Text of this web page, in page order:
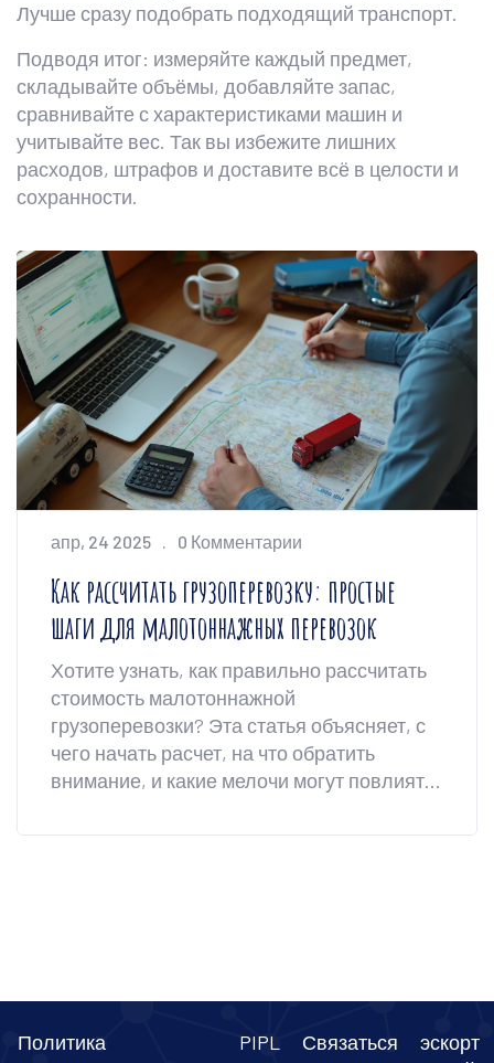
Лучше сразу подобрать подходящий транспорт.
Подводя итог: измеряйте каждый предмет,
складывайте объёмы, добавляйте запас,
сравнивайте с характеристиками машин и
учитывайте вес. Так вы избежите лишних
расходов, штрафов и доставите всё в целости и
сохранности.
апр, 24 2025 0 Комментарии
Как рассчитать грузоперевозку: простые
шаги для малотоннажных перевозок
Хотите узнать, как правильно рассчитать
стоимость малотоннажной
грузоперевозки? Эта статья объясняет, с
чего начать расчет, на что обратить
внимание, и какие мелочи могут повлиять
ключевых параметрах: объём, вес,
сэкономить и избежать стандартных
Политика
PIPL
Связаться
эскорт